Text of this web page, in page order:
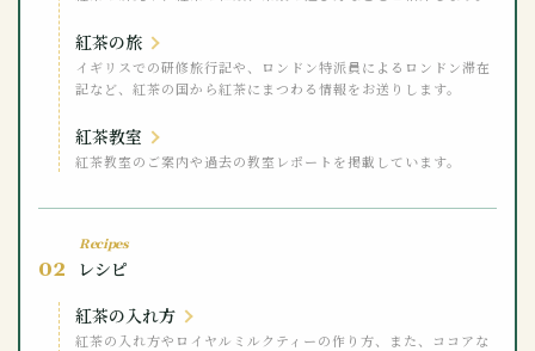
紅茶の旅
イギリスでの研修旅行記や、ロンドン特派員によるロンドン滞在
記など、紅茶の国から紅茶にまつわる情報をお送りします。
紅茶教室
紅茶教室のご案内や過去の教室レポートを掲載しています。
Recipes
02
レシピ
紅茶の入れ方
紅茶の入れ方やロイヤルミルクティーの作り方、また、ココアな